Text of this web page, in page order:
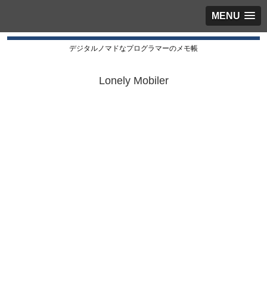
MENU
デジタルノマドなプログラマーのメモ帳
Lonely Mobiler